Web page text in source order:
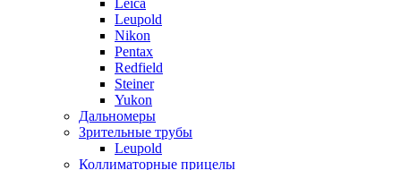
Leica
Leupold
Nikon
Pentax
Redfield
Steiner
Yukon
Дальномеры
Зрительные трубы
Leupold
Коллиматорные прицелы